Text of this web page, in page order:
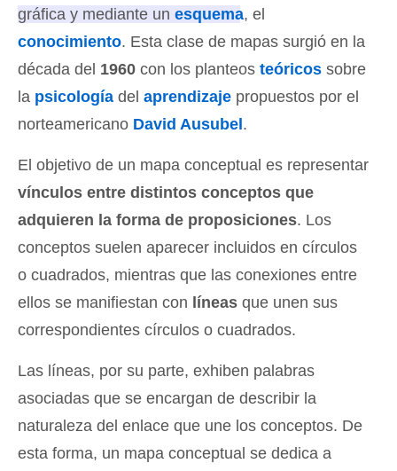
gráfica y mediante un esquema, el
conocimiento. Esta clase de mapas surgió en la
década del 1960 con los planteos teóricos sobre
la psicología del aprendizaje propuestos por el
norteamericano David Ausubel .
El objetivo de un mapa conceptual es representar
vínculos entre distintos conceptos que
adquieren la forma de proposiciones. Los
conceptos suelen aparecer incluidos en círculos
o cuadrados, mientras que las conexiones entre
ellos se manifiestan con líneas que unen sus
correspondientes círculos o cuadrados.
Las líneas, por su parte, exhiben palabras
asociadas que se encargan de describir la
naturaleza del enlace que une los conceptos. De
esta forma, un mapa conceptual se dedica a